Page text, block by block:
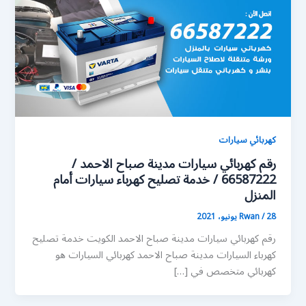
كهربائي سيارات
رقم كهربائي سيارات مدينة صباح الاحمد /
66587222 / خدمة تصليح كهرباء سيارات أمام
المنزل
Rwan/28 يونيو، 2021
رقم كهربائي سيارات مدينة صباح الاحمد الكويت خدمة تصليح
كهرباء السيارات مدينة صباح الاحمد كهربائي السيارات هو
كهربائي متخصص في […]